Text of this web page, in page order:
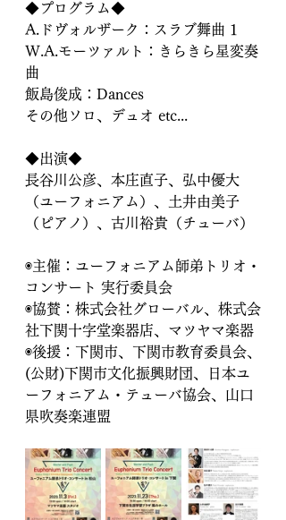
◆プログラム◆
A.ドヴォルザーク：スラブ舞曲 1
W.A.モーツァルト：きらきら星変奏
曲
飯島俊成：Dances
その他ソロ、デュオ etc...
◆出演◆
長谷川公彦、本庄直子、弘中優大
（ユーフォニアム）、土井由美子
（ピアノ）、古川裕貴（チューバ）
◉主催：ユーフォニアム師弟トリオ・
コンサート 実行委員会
◉協賛：株式会社グローバル、株式会
社下関十字堂楽器店、マツヤマ楽器
◉後援：下関市、下関市教育委員会、
(公財)下関市文化振興財団、日本ユ
ーフォニアム・テューバ協会、山口
県吹奏楽連盟